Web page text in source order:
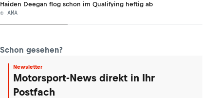
Haiden Deegan flog schon im Qualifying heftig ab
© AMA
Schon gesehen?
Newsletter
Motorsport-News direkt in Ihr
Postfach